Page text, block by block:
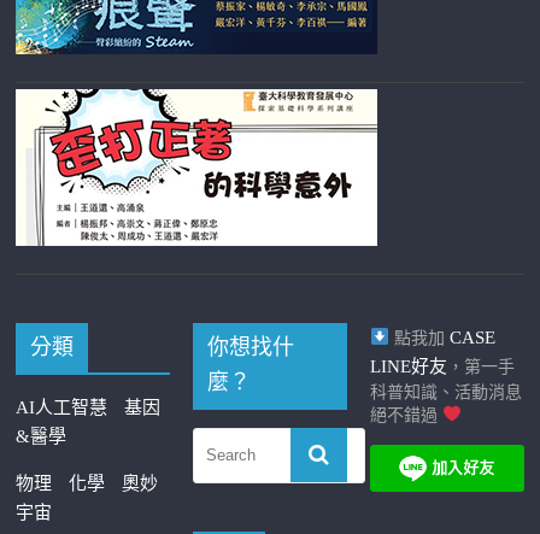
分類
AI人工智慧
基因
&醫學
物理 化學
奧妙
宇宙
你想找什
麼？
點我加 CASE
LINE好友 ，第一手
科普知識、活動消息
絕不錯過